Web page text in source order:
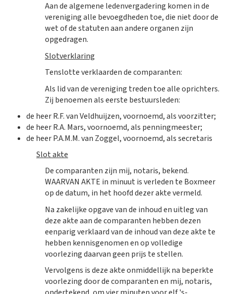
Aan de algemene ledenvergadering komen in de
vereniging alle bevoegdheden toe, die niet door de
wet of de statuten aan andere organen zijn
opgedragen.
Slotverklaring
Tenslotte verklaarden de comparanten:
Als lid van de vereniging treden toe alle oprichters.
Zij benoemen als eerste bestuursleden:
de heer R.F. van Veldhuijzen, voornoemd, als voorzitter;
de heer R.A. Mars, voornoemd, als penningmeester;
de heer P.A.M.M. van Zoggel, voornoemd, als secretaris
Slot akte
De comparanten zijn mij, notaris, bekend.
WAARVAN AKTE in minuut is verleden te Boxmeer
op de datum, in het hoofd dezer akte vermeld.
Na zakelijke opgave van de inhoud en uitleg van
deze akte aan de comparanten hebben dezen
eenparig verklaard van de inhoud van deze akte te
hebben kennisgenomen en op volledige
voorlezing daarvan geen prijs te stellen.
Vervolgens is deze akte onmiddellijk na beperkte
voorlezing door de comparanten en mij, notaris,